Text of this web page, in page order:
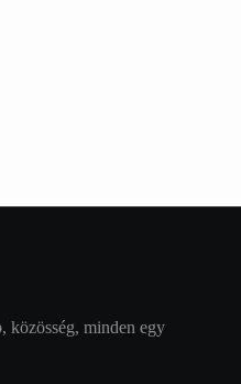
közösség, minden egy